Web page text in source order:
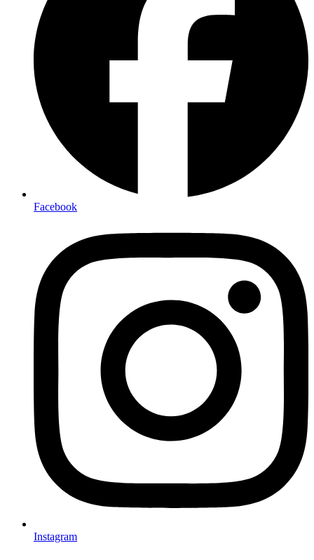
Facebook
Instagram